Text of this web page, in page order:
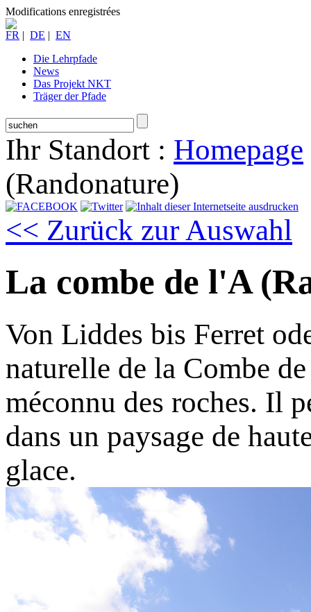
Modifications enregistrées
FR | DE | EN
Die Lehrpfade
News
Das Projekt NKT
Träger der Pfade
Ihr Standort : Homepage
(Randonature)
<< Zurück zur Auswahl
La combe de l'A
Von Liddes bis Ferret
naturelle de la Combe
méconnu des roches. Il
dans un paysage de
glace.